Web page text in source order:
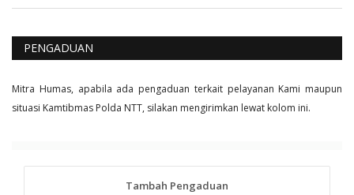
PENGADUAN
Mitra Humas, apabila ada pengaduan terkait pelayanan Kami maupun
situasi Kamtibmas Polda NTT, silakan mengirimkan lewat kolom ini.
Tambah Pengaduan